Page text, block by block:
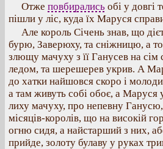
Отже повбирались обі у довгі
пішли у ліс, куда їх Маруся
Але король Січень знав, що
бурю, Заверюху, та сніжницю, а
злющу мачуху з її Ганусев на сім
ледом, та шерешерев укрив. А
до хатки найшовся скоро і
а там живуть собі обоє, а Маруся
лиху мачуху, про непевну
місяців-королів, що на високій
огню сидя, а найстарший з них,
прийде, золоту булаву у руках